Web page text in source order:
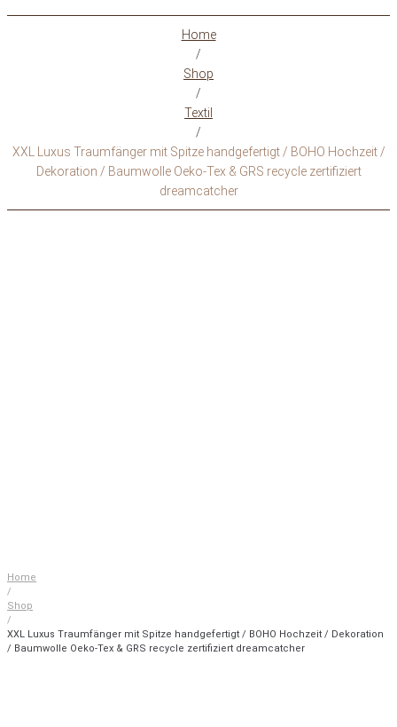
Home
/
Shop
/
Textil
/
XXL Luxus Traumfänger mit Spitze handgefertigt / BOHO Hochzeit /
Dekoration / Baumwolle Oeko-Tex & GRS recycle zertifiziert
dreamcatcher
Home
/
Shop
/
XXL Luxus Traumfänger mit Spitze handgefertigt / BOHO Hochzeit / Dekoration
/ Baumwolle Oeko-Tex & GRS recycle zertifiziert dreamcatcher